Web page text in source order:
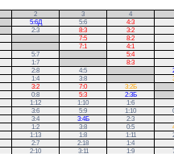
2 3
4
5:6Д 5:6
4:3
2:3 8:3
3:2
7:5
8:2
7:1
4:1
5:7
5:4
1:7
8:3
2:8 4:5
1:4 3:8
3:2 7:0 3:2Б
0:8 5:3 2:3Б
1:12 1:10
1:6
3:6 5:9 1:10
3:4 3:4Б
2:3
1:2 3:8 0:5
1:13 1:8 1:11
2:7 2:18
1:4
2:10 3:11 1:9